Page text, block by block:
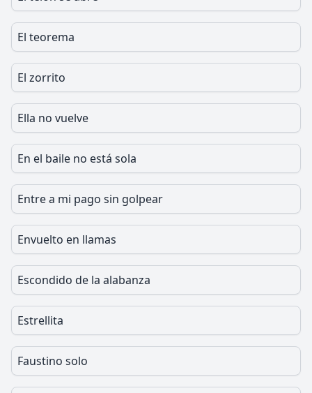
El teorema
El zorrito
Ella no vuelve
En el baile no está sola
Entre a mi pago sin golpear
Envuelto en llamas
Escondido de la alabanza
Estrellita
Faustino solo